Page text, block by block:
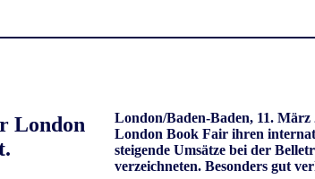
London
London/Baden-Baden, 11. März
London Book Fair ihren
steigende Umsätze bei der
verzeichneten. Besonders gut